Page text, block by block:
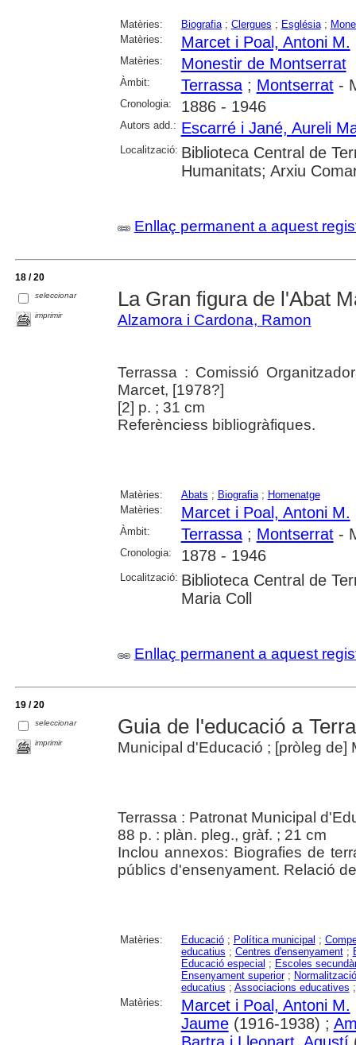
Matèries: Biografia; Clergues ; Església;
Matèries:
Marcet i Poal, Antoni M.
Matèries: Monestir de Montserrat
Àmbit: Terrassa; Montserrat-
Cronologia: 1886 - 1946
Autors add.: Escarré i Jané, Aureli
Localització: Biblioteca Central de
Humanitats; Arxiu
Enllaç permanent a aquest
18 / 20
seleccionar
imprimir
La Gran figura de l'Abat
Alzamora i Cardona, Ramon
Terrassa : Comissió
Marcet, [1978?]
[2] p. ; 31 cm
Referènciess bibliogràfiques.
Matèries: Abats ; Biografia; Homenatge
Matèries:
Marcet i Poal, Antoni M.
Àmbit: Terrassa; Montserrat-
Cronologia: 1878 - 1946
Localització: Biblioteca Central de
Maria Coll
Enllaç permanent a aquest
19 / 20
seleccionar
imprimir
Guia de l'educació a
Municipal d'Educació ; [pròleg de]
Terrassa : Patronat Municipal
88 p. : plàn. pleg., gràf. ; 21 cm
Inclou annexos: Biografies de
públics d'ensenyament. Relació
Matèries: Educació; Política municipal ;
educatius ; Centres d'ensenyament;
Educació especial ; Escoles
Ensenyament superior;
educatius ; Associacions educatives
Matèries:
Marcet i Poal, Antoni M.
Jaume(1916-1938) ;